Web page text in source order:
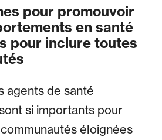
pour promouvoir
en santé
pour inclure toutes
agents de santé
si importants pour
éloignées